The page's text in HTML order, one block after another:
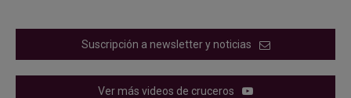
Suscripción a newsletter y noticias
Ver más videos de cruceros